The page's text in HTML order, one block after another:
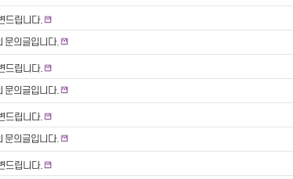
드립니다.
문의글입니다.
드립니다.
문의글입니다.
드립니다.
문의글입니다.
드립니다.